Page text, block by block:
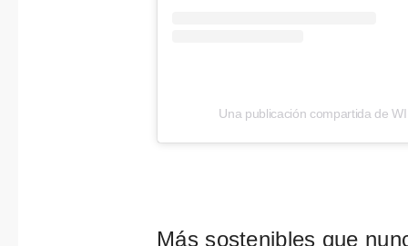
Una publicación compartida de
Más sostenibles que